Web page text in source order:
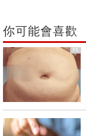
你可能會喜歡
PR